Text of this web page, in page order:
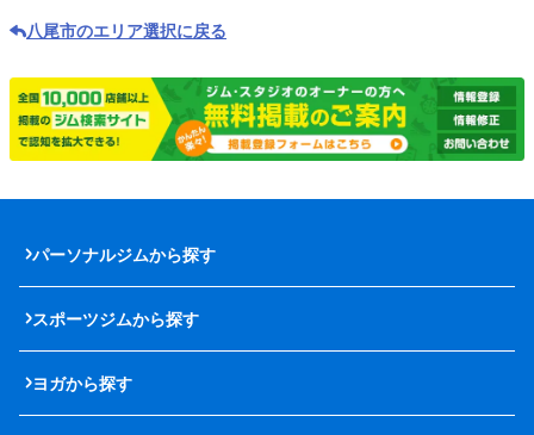
八尾市のエリア選択に戻る
パーソナルジムから探す
スポーツジムから探す
ヨガから探す